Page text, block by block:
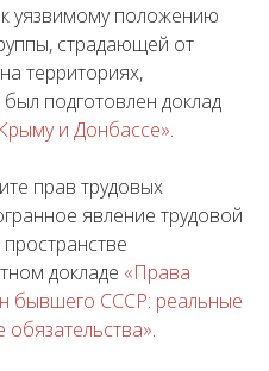
уязвимому положению
страдающей от
территориях,
подготовлен доклад
и Донбассе».
прав трудовых
явление трудовой
докладе «Права
бывшего СССР: реальные
.